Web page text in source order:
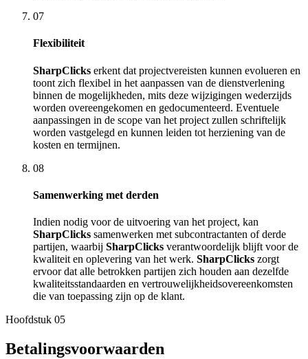
07
Flexibiliteit
SharpClicks erkent dat projectvereisten kunnen evolueren en
toont zich flexibel in het aanpassen van de dienstverlening
binnen de mogelijkheden, mits deze wijzigingen wederzijds
worden overeengekomen en gedocumenteerd. Eventuele
aanpassingen in de scope van het project zullen schriftelijk
worden vastgelegd en kunnen leiden tot herziening van de
kosten en termijnen.
08
Samenwerking met derden
Indien nodig voor de uitvoering van het project, kan
SharpClicks samenwerken met subcontractanten of derde
partijen, waarbij SharpClicks verantwoordelijk blijft voor de
kwaliteit en oplevering van het werk. SharpClicks zorgt
ervoor dat alle betrokken partijen zich houden aan dezelfde
kwaliteitsstandaarden en vertrouwelijkheidsovereenkomsten
die van toepassing zijn op de klant.
Hoofdstuk 05
Betalingsvoorwaarden